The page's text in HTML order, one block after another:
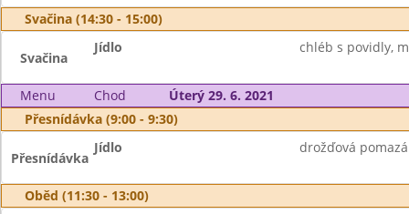
Svačina (14:30 - 15:00)
Svačina
Jídlo chléb s povidly,
Menu Chod
Úterý 29. 6. 2021
Přesnídávka (9:00 - 9:30)
Přesnídávka
Jídlo drožďová
Oběd (11:30 - 13:00)